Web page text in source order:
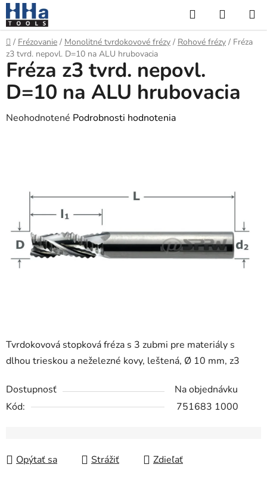
Prejsť
na
obsah
Hľadať
KOŠÍK
Domov
/ Frézovanie / Monolitné tvrdokovové frézy / Rohové frézy / Fréza
z3 tvrd. nepovl. D=10 na ALU hrubovacia
Tvrdokovová stopková fréza s 3 zubmi pre materiály s
dlhou trieskou a neželezné kovy, leštená, Ø 10 mm, z3
Dostupnosť
Na objednávku
Kód:
751683 1000
Opýtať sa Strážiť Zdieľať
Fréza z3 tvrd. nepovl.
D=10 na ALU hrubovacia
Priemerné
hviezdičiek.
Neohodnotené Podrobnosti hodnotenia